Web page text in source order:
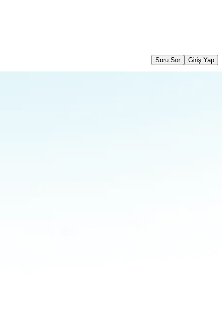
Soru Sor Giriş Yap